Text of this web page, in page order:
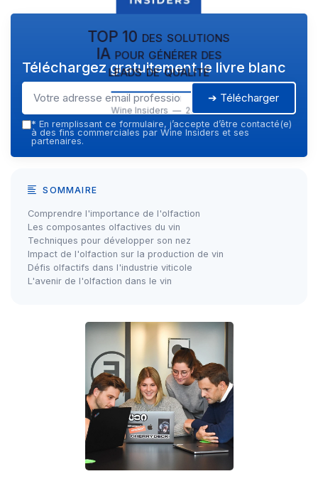
TOP 10 des solutions
IA pour générer des
leads de qualité
Wine Insiders — 2026
Téléchargez gratuitement le livre blanc
➔ Télécharger
* En remplissant ce formulaire, j’accepte d’être contacté(e)
à des fins commerciales par Wine Insiders et ses
partenaires.
SOMMAIRE
Comprendre l'importance de l'olfaction
Les composantes olfactives du vin
Techniques pour développer son nez
Impact de l'olfaction sur la production de vin
Défis olfactifs dans l'industrie viticole
L'avenir de l'olfaction dans le vin